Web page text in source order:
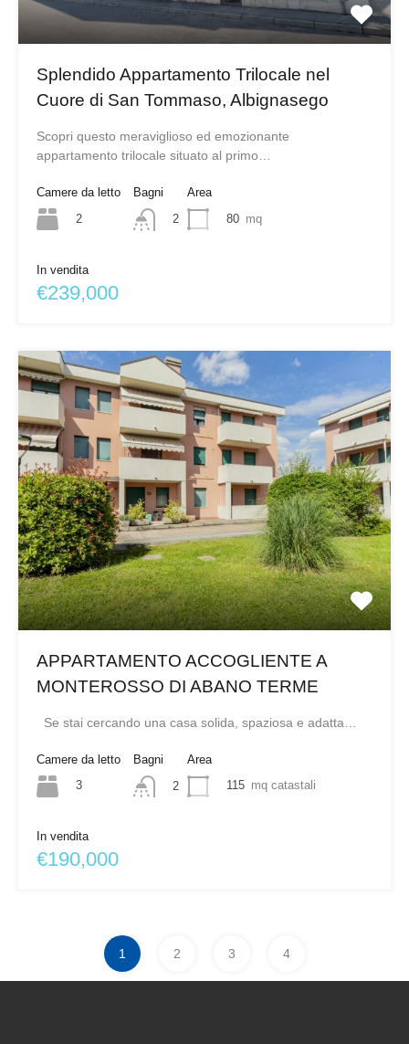
Splendido Appartamento Trilocale nel
Cuore di San Tommaso, Albignasego
Scopri questo meraviglioso ed emozionante
appartamento trilocale situato al primo…
Camere da letto
2
Bagni
2
Area
80 mq
In vendita
€239,000
APPARTAMENTO ACCOGLIENTE A
MONTEROSSO DI ABANO TERME
Se stai cercando una casa solida, spaziosa e adatta…
Camere da letto
3
Bagni
2
Area
115 mq catastali
In vendita
€190,000
1 2 3 4